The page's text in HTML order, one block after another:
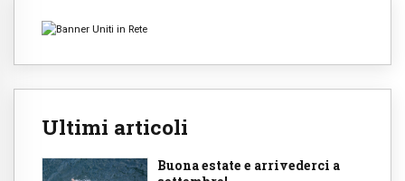
Ultimi articoli
Buona estate e arrivederci a